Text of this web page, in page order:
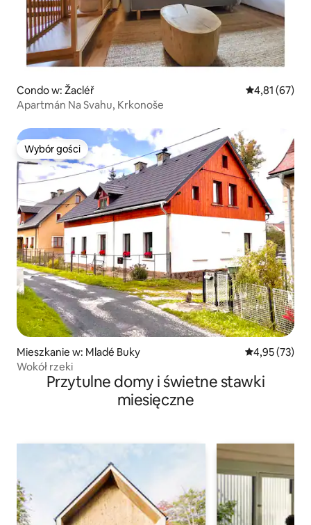
Condo w: Žacléř Średnia
4,81 (67)
Apartmán Na Svahu, Krkonoše
Wybór gości
Wybór gości
Mieszkanie w: Mladé Buky Średnia
4,95 (73)
Wokół rzeki
Przytulne domy i świetne stawki
miesięczne